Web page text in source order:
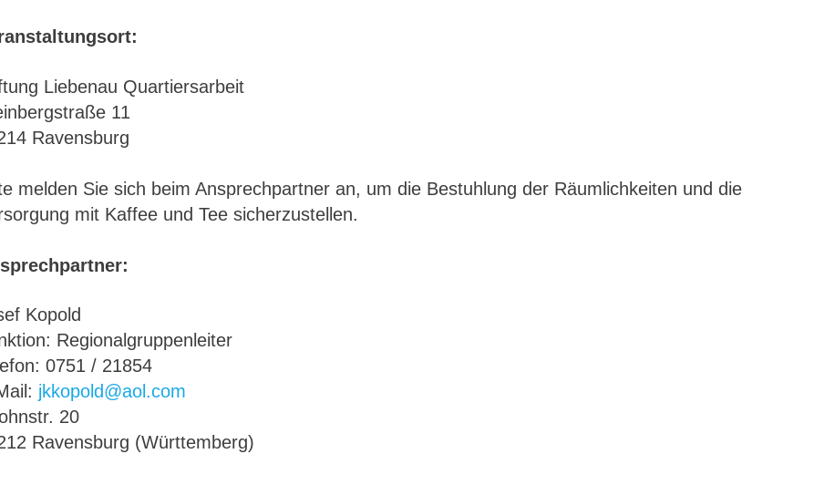
Liebenau Quartiersarbeit
11
Ravensburg
melden Sie sich beim Ansprechpartner an, um die Bestuhlung der Räumlichkeiten und die
mit Kaffee und Tee sicherzustellen.
Kopold
Regionalgruppenleiter
0751 / 21854
jkkopold@aol.com
20
Ravensburg (Württemberg)